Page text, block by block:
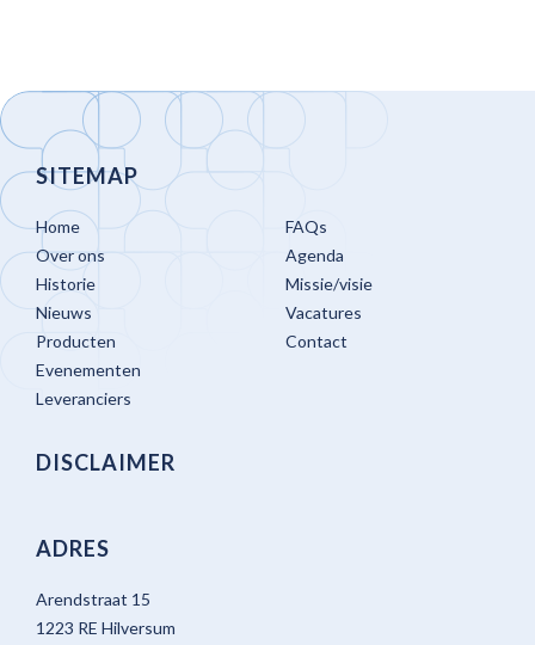
SITEMAP
Home
Over ons
Historie
Nieuws
Producten
Evenementen
Leveranciers
FAQs
Agenda
Missie/visie
Vacatures
Contact
DISCLAIMER
ADRES
Arendstraat 15
1223 RE Hilversum